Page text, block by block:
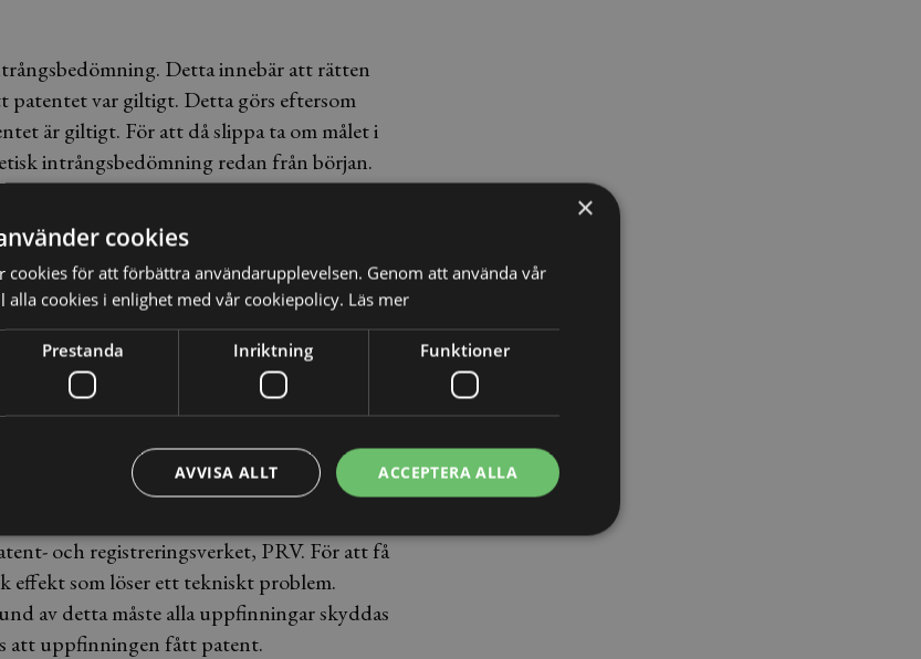
Detta innebär att rätten
var giltigt. Detta görs eftersom
är giltigt. För att då slippa ta om målet i
intrångsbedömning redan från början.
tangentbord i princip hade utgjort intrång i
när A ansökte om patentet hade haft så
vore giltigt, menade tingsrätten.
patent upphävs därför. HD har beslutat att
och registreringsverket, PRV. För att få
effekt som löser ett tekniskt problem.
av detta måste alla uppfinningar skyddas
att uppfinningen fått patent.
×
cookies
cookies för att förbättra användarupplevelsen. Genom att använda vår
cookies i enlighet med vår cookiepolicy. Läs mer
Prestanda Inriktning Funktioner
ACCEPTERA ALLA
AVVISA ALLT